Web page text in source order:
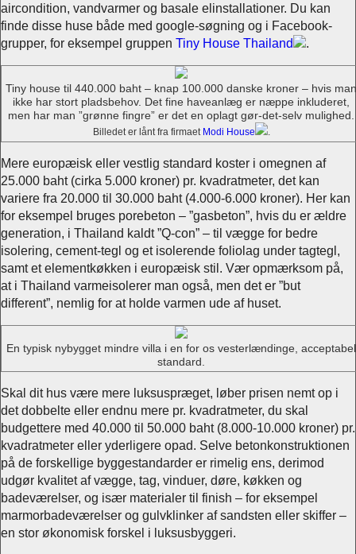
aircondition, vandvarmer og basale elinstallationer. Du kan
finde disse huse både med google-søgning og i Facebook-
grupper, for eksempel gruppen Tiny House Thailand .
Tiny house til 440.000 baht – knap 100.000 danske kroner – hvis man
ikke har stort pladsbehov. Det fine haveanlæg er næppe inkluderet,
men har man ”grønne fingre” er det en oplagt gør-det-selv mulighed.
Billedet er lånt fra firmaet Modi House .
Mere europæisk eller vestlig standard koster i omegnen af
25.000 baht (cirka 5.000 kroner) pr. kvadratmeter, det kan
variere fra 20.000 til 30.000 baht (4.000-6.000 kroner). Her kan
for eksempel bruges porebeton – ”gasbeton”, hvis du er ældre
generation, i Thailand kaldt ”Q-con” – til vægge for bedre
isolering, cement-tegl og et isolerende foliolag under tagtegl,
samt et elementkøkken i europæisk stil. Vær opmærksom på,
at i Thailand varmeisolerer man også, men det er ”but
different”, nemlig for at holde varmen ude af huset.
En typisk nybygget mindre villa i en for os vesterlændinge, acceptabel
standard.
Skal dit hus være mere luksuspræget, løber prisen nemt op i
det dobbelte eller endnu mere pr. kvadratmeter, du skal
budgettere med 40.000 til 50.000 baht (8.000-10.000 kroner) pr.
kvadratmeter eller yderligere opad. Selve betonkonstruktionen
på de forskellige byggestandarder er rimelig ens, derimod
udgør kvalitet af vægge, tag, vinduer, døre, køkken og
badeværelser, og især materialer til finish – for eksempel
marmorbadeværelser og gulvklinker af sandsten eller skiffer –
en stor økonomisk forskel i luksusbyggeri.